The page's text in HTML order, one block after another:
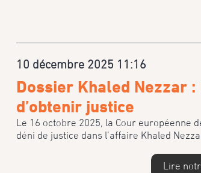
10 décembre 2025 11:16
Dossier Khaled Nezzar
d’obtenir justice
Le 16 octobre 2025, la Cour européenne
déni de justice dans l’affaire Khaled
Lire